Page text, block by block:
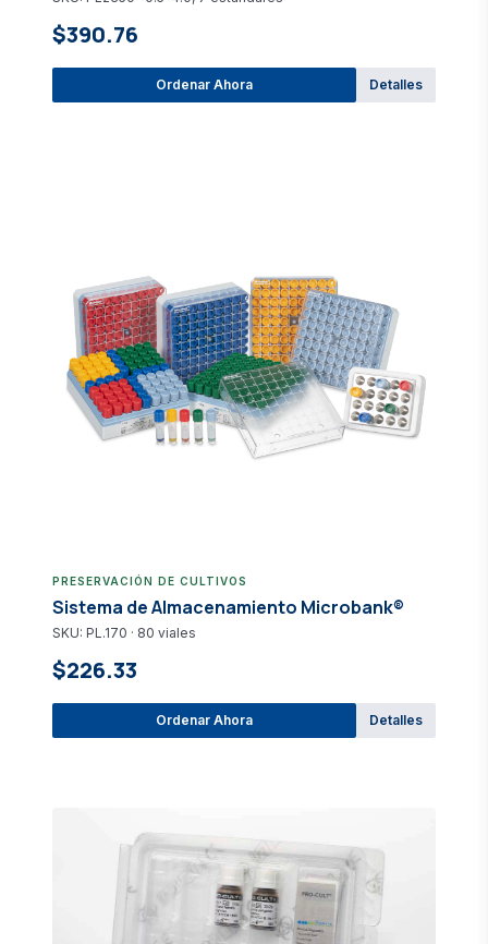
$390.76
Ordenar Ahora Detalles
PRESERVACIÓN DE CULTIVOS
Sistema de Almacenamiento Microbank®
SKU: PL.170 · 80 viales
$226.33
Ordenar Ahora Detalles